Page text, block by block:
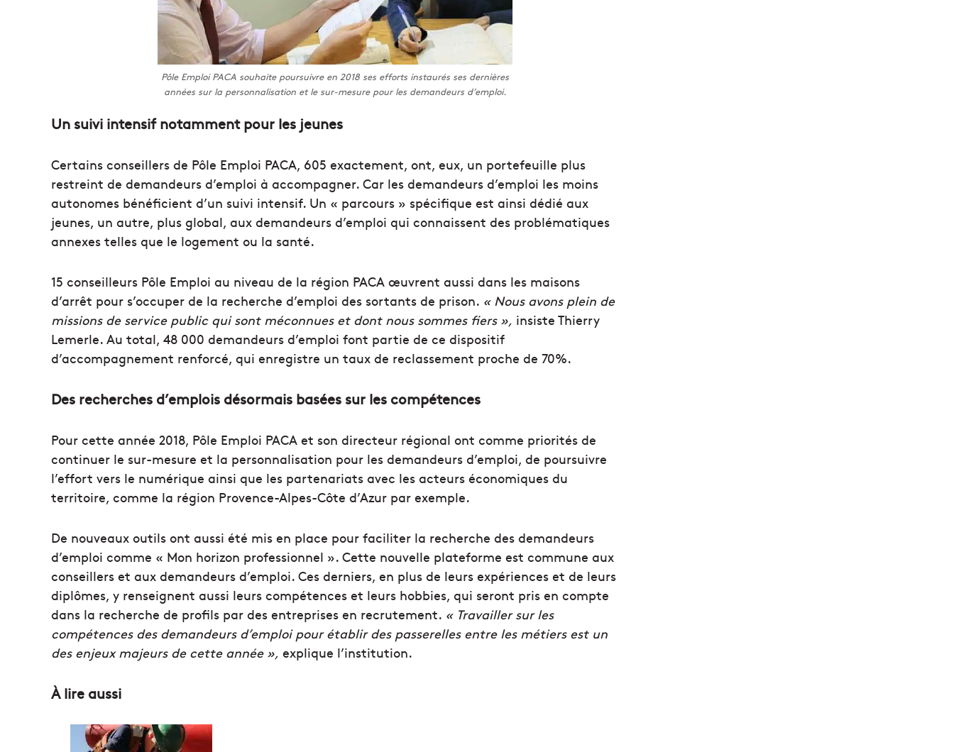
Pôle Emploi PACA souhaite poursuivre en 2018 ses efforts instaurés ses dernières
années sur la personnalisation et le sur-mesure pour les demandeurs d’emploi.
Un suivi intensif notamment pour les jeunes
Certains conseillers de Pôle Emploi PACA, 605 exactement, ont, eux, un portefeuille plus
restreint de demandeurs d’emploi à accompagner. Car les demandeurs d’emploi les moins
autonomes bénéficient d’un suivi intensif. Un « parcours » spécifique est ainsi dédié aux
jeunes, un autre, plus global, aux demandeurs d’emploi qui connaissent des problématiques
annexes telles que le logement ou la santé.
15 conseilleurs Pôle Emploi au niveau de la région PACA œuvrent aussi dans les maisons
d’arrêt pour s’occuper de la recherche d’emploi des sortants de prison. « Nous avons plein de
missions de service public qui sont méconnues et dont nous sommes fiers », insiste Thierry
Lemerle. Au total, 48 000 demandeurs d’emploi font partie de ce dispositif
d’accompagnement renforcé, qui enregistre un taux de reclassement proche de 70%.
Des recherches d’emplois désormais basées sur les compétences
Pour cette année 2018, Pôle Emploi PACA et son directeur régional ont comme priorités de
continuer le sur-mesure et la personnalisation pour les demandeurs d’emploi, de poursuivre
l’effort vers le numérique ainsi que les partenariats avec les acteurs économiques du
territoire, comme la région Provence-Alpes-Côte d’Azur par exemple.
De nouveaux outils ont aussi été mis en place pour faciliter la recherche des demandeurs
d’emploi comme « Mon horizon professionnel ». Cette nouvelle plateforme est commune aux
conseillers et aux demandeurs d’emploi. Ces derniers, en plus de leurs expériences et de leurs
diplômes, y renseignent aussi leurs compétences et leurs hobbies, qui seront pris en compte
dans la recherche de profils par des entreprises en recrutement. « Travailler sur les
compétences des demandeurs d’emploi pour établir des passerelles entre les métiers est un
des enjeux majeurs de cette année », explique l’institution.
À lire aussi